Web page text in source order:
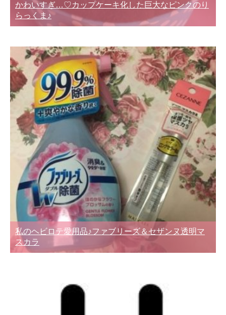
かわいすぎ…♡カップケーキ化した巨大なピンクのり
らっくま♪
私のヘビロテ愛用品♪ファブリーズ＆セザンヌ透明マ
スカラ